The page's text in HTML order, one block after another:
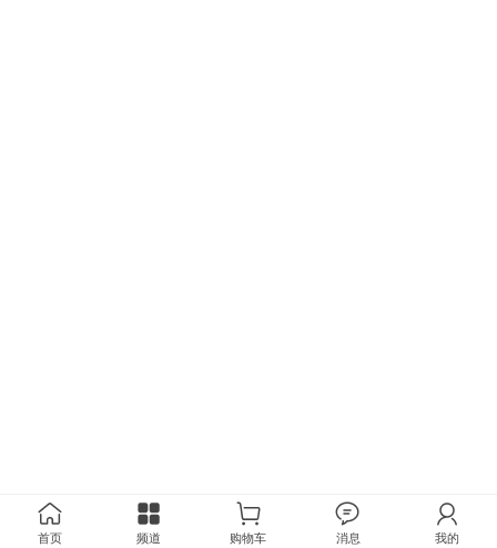
首页 频道 购物车 消息 我的